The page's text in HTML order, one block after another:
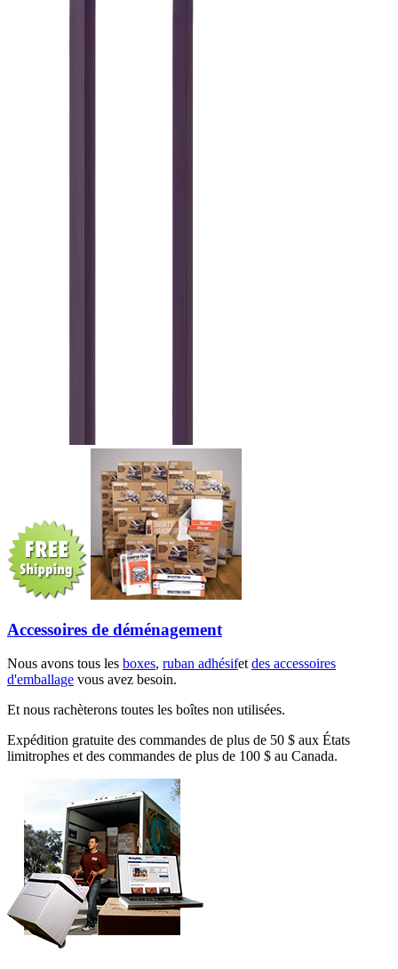
Accessoires de déménagement
Nous avons tous les boxes, ruban adhésifetdes accessoires
d'emballage vous avez besoin.
Et nous rachèterons toutes les boîtes non utilisées.
Expédition gratuite des commandes de plus de 50 $ aux États
limitrophes et des commandes de plus de 100 $ au Canada.